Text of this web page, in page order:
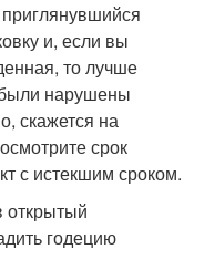
и, если вы
то лучше
нарушены
скажется на
срок
с истекшим сроком.